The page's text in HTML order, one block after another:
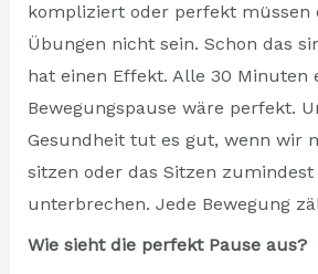
kompliziert oder perfekt müssen
Übungen nicht sein. Schon das
hat einen Effekt. Alle 30 Minuten
Bewegungspause wäre perfekt.
Gesundheit tut es gut, wenn wir
sitzen oder das Sitzen
unterbrechen. Jede Bewegung
Wie sieht die perfekt Pause aus?